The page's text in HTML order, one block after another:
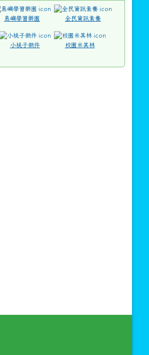
島嶼學習樂園 全民資訊素養
小桃子徵件 校園米其林